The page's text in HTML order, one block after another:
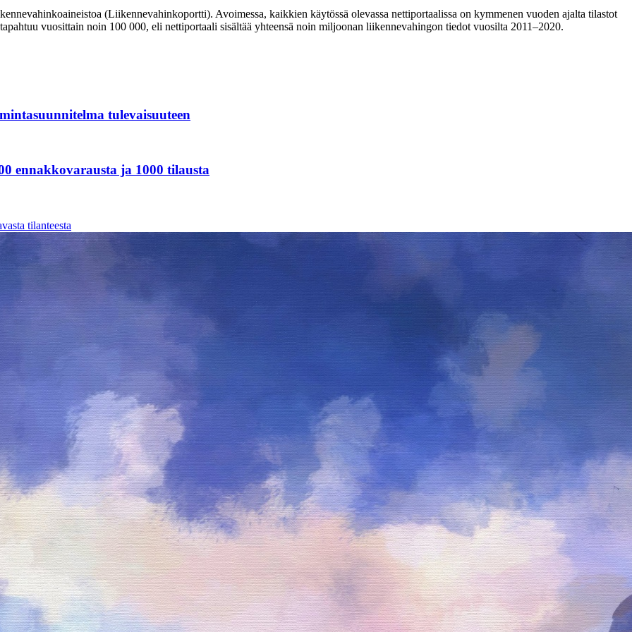
(Liikennevahinkoportti). Avoimessa, kaikkien käytössä olevassa nettiportaalissa on kymmenen vuoden ajalta tilastot
vuosittain noin 100 000, eli nettiportaali sisältää yhteensä noin miljoonan liikennevahingon tiedot vuosilta 2011–2020.
tulevaisuuteen
ennakkovarausta ja 1000 tilausta
tilanteesta